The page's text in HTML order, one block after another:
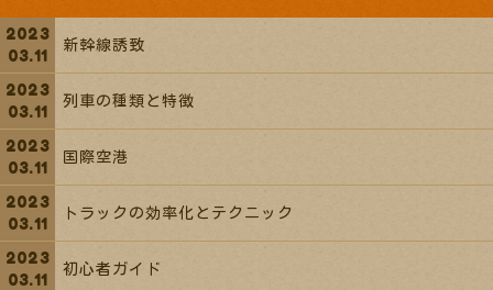
新幹線誘致
列車の種類と特徴
国際空港
トラックの効率化とテクニック
初心者ガイド